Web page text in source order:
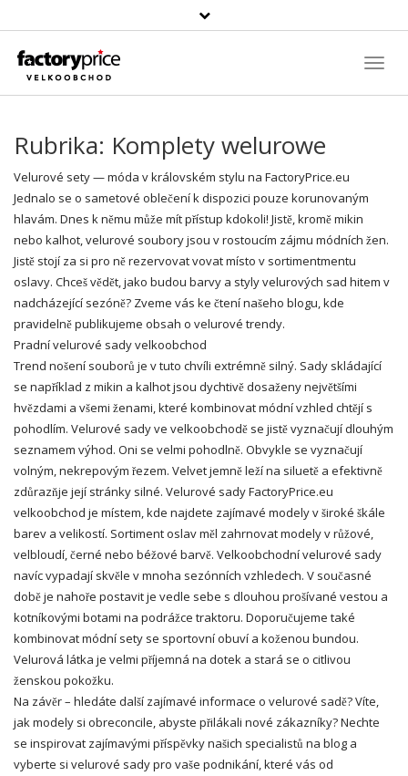
Vyhledávání
Rubrika: Komplety welurowe
Velurové sety — móda v královském stylu na FactoryPrice.eu
Jednalo se o sametové oblečení k dispozici pouze korunovaným
hlavám. Dnes k němu může mít přístup kdokoli! Jistě, kromě mikin
nebo kalhot, velurové soubory jsou v rostoucím zájmu módních žen.
Jistě stojí za si pro ně rezervovat vovat místo v sortimentmentu
oslavy. Chceš vědět, jako budou barvy a styly velurových sad hitem v
nadcházející sezóně? Zveme vás ke čtení našeho blogu, kde
pravidelně publikujeme obsah o velurové trendy.
Pradní velurové sadyvelkoobchod
Trend nošení souborů je v tuto chvíli extrémně silný. Sady skládající
se například z mikin a kalhot jsou dychtivě dosaženy největšími
hvězdami a všemi ženami, které kombinovat módní vzhled chtějí s
pohodlím. Velurové sady ve velkoobchodě se jistě vyznačují dlouhým
seznamem výhod. Oni se velmi pohodlně. Obvykle se vyznačují
volným, nekrepovým řezem. Velvet jemně leží na siluetě a efektivně
zdůrazňje její stránky silné. Velurové sady FactoryPrice.eu
velkoobchod je místem, kde najdete zajímavé modely v široké škále
barev a velikostí. Sortiment oslav měl zahrnovat modely v růžové,
velbloudí, černé nebo béžové barvě. Velkoobchodní velurové sady
navíc vypadají skvěle v mnoha sezónních vzhledech. V současné
době je nahoře postavit je vedle sebe s dlouhou prošívané vestou a
kotníkovými botami na podrážce traktoru. Doporučujeme také
kombinovat módní sety se sportovní obuví a koženou bundou.
Velurová látka je velmi příjemná na dotek a stará se o citlivou
ženskou pokožku.
Na závěr – hledáte další zajímavé informace o velurové sadě? Víte,
jak modely si obreconcile, abyste přilákali nové zákazníky? Nechte
se inspirovat zajímavými příspěvky našich specialistů na blog a
vyberte si velurové sady pro vaše podnikání, které vás od